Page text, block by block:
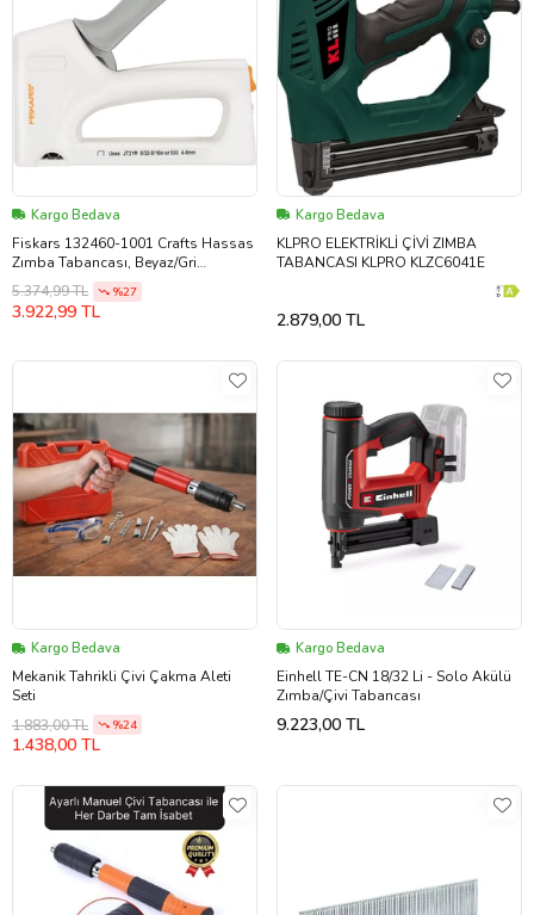
Kargo Bedava
Fiskars 132460-1001 Crafts Hassas
Zımba Tabancası, Beyaz/Gri
(Standart)
5.374,99 TL %27
3.922,99 TL
Kargo Bedava
KLPRO ELEKTRİKLİ ÇİVİ ZIMBA
TABANCASI KLPRO KLZC6041E
2.879,00 TL
Kargo Bedava
Mekanik Tahrikli Çivi Çakma Aleti
Seti
1.883,00 TL
%24
1.438,00 TL
Kargo Bedava
Einhell TE-CN 18/32 Li - Solo Akülü
Zımba/Çivi Tabancası
9.223,00 TL